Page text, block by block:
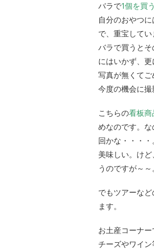
バラで1個を買
自分のおやつ
で、重宝してい
バラで買うと
にはいかず、
写真が無くてご
今度の機会に撮
こちらの看板商
めなのです。
回かな・・・・
美味しい。け
うのですが～～
でもツアーな
ます。
お土産コーナー
チーズやワイン